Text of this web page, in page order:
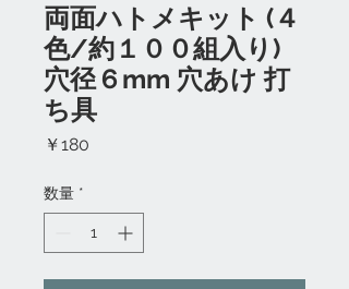
両面ハトメキット (４
色/約１００組入り)
穴径６mm 穴あけ 打
ち具
￥180
数量 *